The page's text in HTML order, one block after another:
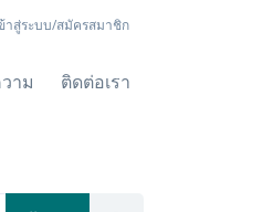
าสู่ระบบ/สมัครสมาชิก
าม ติดต่อเรา